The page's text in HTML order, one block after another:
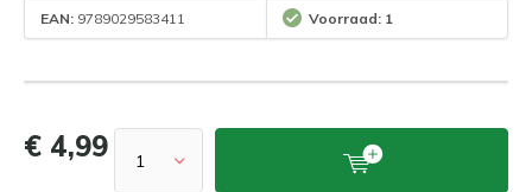
EAN: 9789029583411 Voorraad: 1
€ 4,99